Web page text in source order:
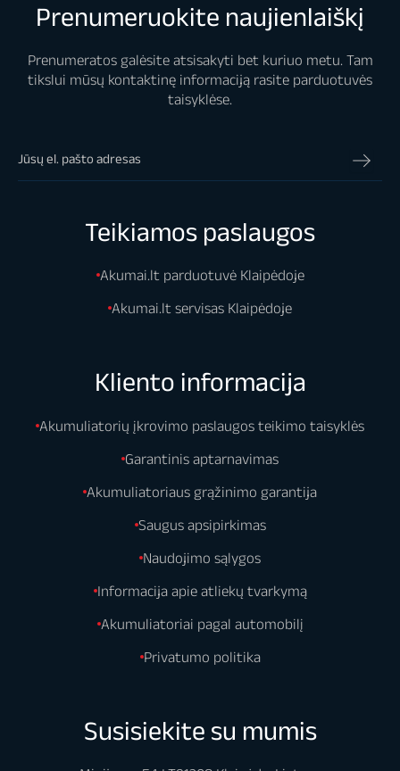
Prenumeruokite naujienlaiškį
Prenumeratos galėsite atsisakyti bet kuriuo metu. Tam
tikslui mūsų kontaktinę informaciją rasite parduotuvės
taisyklėse.
Teikiamos paslaugos
Akumai.lt parduotuvė Klaipėdoje
Akumai.lt servisas Klaipėdoje
Kliento informacija
Akumuliatorių įkrovimo paslaugos teikimo taisyklės
Garantinis aptarnavimas
Akumuliatoriaus grąžinimo garantija
Saugus apsipirkimas
Naudojimo sąlygos
Informacija apie atliekų tvarkymą
Akumuliatoriai pagal automobilį
Privatumo politika
Susisiekite su mumis